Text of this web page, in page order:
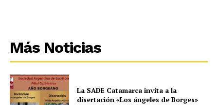
Más Noticias
La SADE Catamarca invita a la
disertación «Los ángeles de Borges»